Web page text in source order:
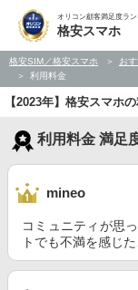
オリコン顧客満足度ラ
格安スマホ
格安SIM／格安スマホ お
利用料金
【2023年】格安スマホ
利用料金 満足
mineo
コミュニティが思
トでも不満を感じ